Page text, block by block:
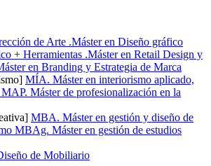
de Arte .Máster en Diseño gráfico
+ Herramientas .Máster en Retail Design y
en Branding y Estrategia de Marca
MÍA. Máster en interiorismo aplicado,
MAP. Máster de profesionalización en la
MBA. Máster en gestión y diseño de
MBAg. Máster en gestión de estudios
de Mobiliario